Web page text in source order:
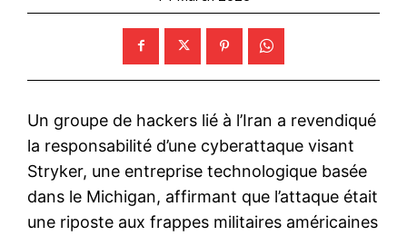
Un groupe de hackers lié à l’Iran a revendiqué
la responsabilité d’une cyberattaque visant
Stryker, une entreprise technologique basée
dans le Michigan, affirmant que l’attaque était
une riposte aux frappes militaires américaines